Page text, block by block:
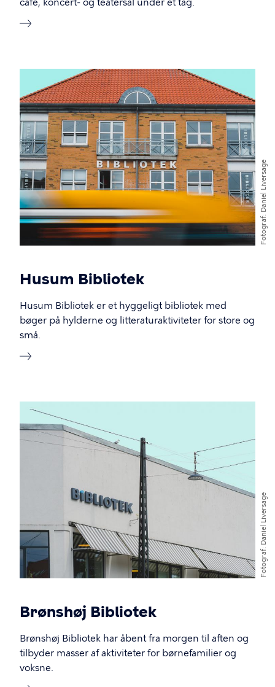
café, koncert- og teatersal under et tag.
Fotograf
Daniel Liversage
Husum Bibliotek
Husum Bibliotek er et hyggeligt bibliotek med
bøger på hylderne og litteraturaktiviteter for store og
små.
Billede
Fotograf
Daniel Liversage
Brønshøj Bibliotek
Brønshøj Bibliotek har åbent fra morgen til aften og
tilbyder masser af aktiviteter for børnefamilier og
voksne.